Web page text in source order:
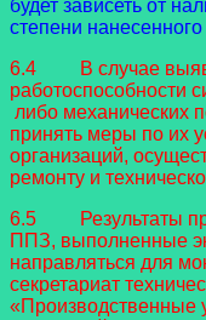
будет зависеть от
степени
6.4 В случае
работоспособности
либо механических
принять меры по их
организаций,
ремонту и
6.5 Результаты
ППЗ, выполненные
направляться для
секретариат
«Производственные